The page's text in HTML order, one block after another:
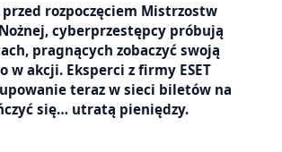
rozpoczęciem Mistrzostw
cyberprzestępcy próbują
pragnących zobaczyć swoją
w akcji. Eksperci z firmy ESET
teraz w sieci biletów na
się… utratą pieniędzy.